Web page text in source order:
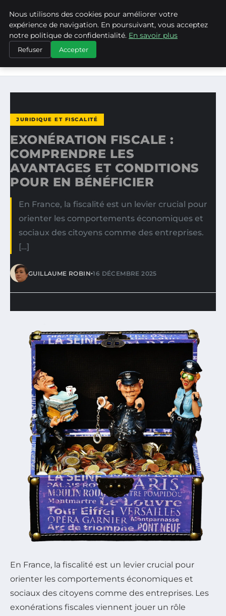
ASVPP
ACCUEIL
JURIDIQUE ET FISCALITÉ
EXONÉRATION FISCALE : COMPRENDRE LES AVANTAGES
JURIDIQUE ET FISCALITÉ
EXONÉRATION FISCALE :
COMPRENDRE LES
AVANTAGES ET CONDITIONS
POUR EN BÉNÉFICIER
En France, la fiscalité est un levier crucial pour
orienter les comportements économiques et
sociaux des citoyens comme des entreprises.
[…]
GUILLAUME ROBIN•16 DÉCEMBRE 2025
En France, la fiscalité est un levier crucial pour
orienter les comportements économiques et
sociaux des citoyens comme des entreprises. Les
exonérations fiscales viennent jouer un rôle
Nous utilisons des cookies pour améliorer votre
expérience de navigation. En poursuivant, vous acceptez
notre politique de confidentialité. En savoir plus
Refuser Accepter